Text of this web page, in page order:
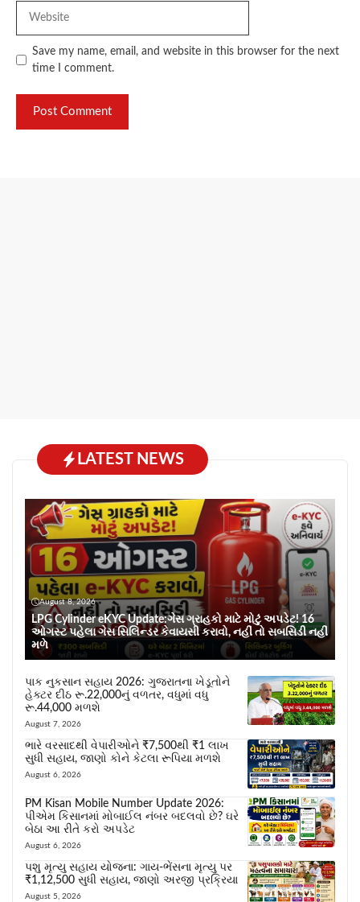
Save my name, email, and website in this browser for the next
time I comment.
LATEST NEWS
August 8, 2026
LPG Cylinder eKYC Update:ગેસ ગ્રાહકો માટે મોટું અપડેટ! 16
ઓગસ્ટ પહેલા ગેસ સિલિન્ડર કેવાયસી કરાવો, નહીં તો સબસિડી નહીં
મળે
પાક નુકસાન સહાય 2026: ગુજરાતના ખેડૂતોને
હેક્ટર દીઠ રૂ.22,000નું વળતર, વધુમાં વધુ
રૂ.44,000 મળશે
August 7, 2026
ભારે વરસાદથી વેપારીઓને ₹7,500થી ₹1 લાખ
સુધી સહાય, જાણો કોને કેટલા રૂપિયા મળશે
August 6, 2026
PM Kisan Mobile Number Update 2026:
પીએમ કિસાનમાં મોબાઈલ નંબર બદલવો છે? ઘરે
બેઠા આ રીતે કરો અપડેટ
August 6, 2026
પશુ મૃત્યુ સહાય યોજના: ગાય-ભેંસના મૃત્યુ પર
₹1,12,500 સુધી સહાય, જાણો અરજી પ્રક્રિયા
August 5, 2026